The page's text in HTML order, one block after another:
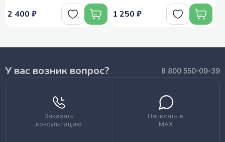
2 400 ₽ 1 250 ₽
У вас возник вопрос? 8 800 550-09-39
Заказать
консультацию
Написать в
MAX